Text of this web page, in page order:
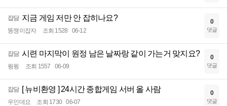
잡담 지금 게임 저만 안 잡히나요?
똥쟁이잡자 조회 1528 06-12
0
댓글
잡담 시련 마지막이 원정 남은 날짜랑 같이 가는거 맞지요?
퓡퓡 조회 1557 06-09
0
댓글
잡담 [ 뉴비환영 ] 24시간 종합게임 서버 올 사람
우인데요 조회 1730 06-07
0
댓글